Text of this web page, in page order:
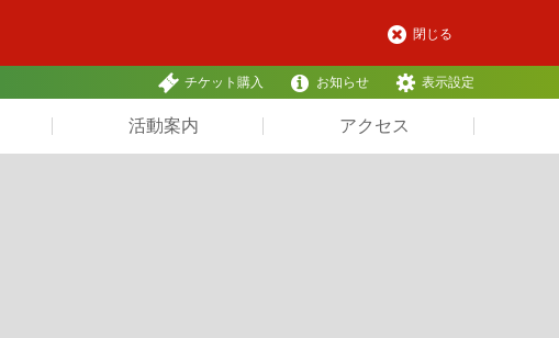
閉じる
チケット購入 お知らせ 表示設定
活動案内 アクセス